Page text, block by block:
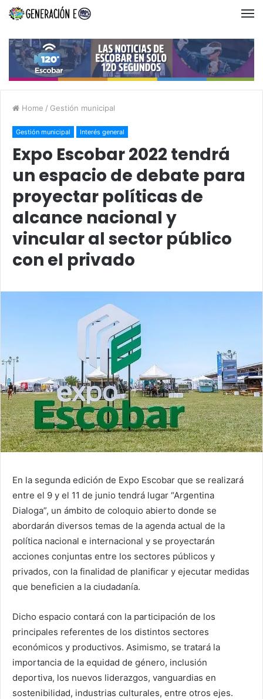
Home / Gestión municipal
Gestión municipal Interés general
Expo Escobar 2022 tendrá
un espacio de debate para
proyectar políticas de
alcance nacional y
vincular al sector público
con el privado
En la segunda edición de Expo Escobar que se realizará
entre el 9 y el 11 de junio tendrá lugar “Argentina
Dialoga”, un ámbito de coloquio abierto donde se
abordarán diversos temas de la agenda actual de la
política nacional e internacional y se proyectarán
acciones conjuntas entre los sectores públicos y
privados, con la finalidad de planificar y ejecutar medidas
que beneficien a la ciudadanía.
Dicho espacio contará con la participación de los
principales referentes de los distintos sectores
económicos y productivos. Asimismo, se tratará la
importancia de la equidad de género, inclusión
deportiva, los nuevos liderazgos, vanguardias en
sostenibilidad, industrias culturales, entre otros ejes.